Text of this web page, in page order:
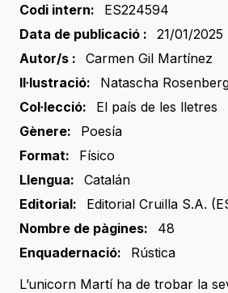
Codi intern:
ES224594
Data de publicació :
21/01/2025
Autor/s :
Carmen Gil Martínez
Il·lustració:
Natascha
Col·lecció:
El país de les lletres
Gènere:
Poesía
Format:
Físico
Llengua:
Catalán
Editorial:
Editorial Cruilla S.A.
Nombre de pàgines:
48
Enquadernació:
Rústica
L’unicorn Martí ha de trobar la